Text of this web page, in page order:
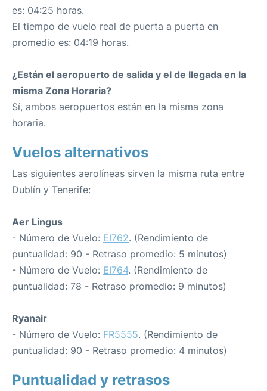
es: 04:25 horas.
El tiempo de vuelo real de puerta a puerta en
promedio es: 04:19 horas.
¿Están el aeropuerto de salida y el de llegada en la
misma Zona Horaria?
Sí, ambos aeropuertos están en la misma zona
horaria.
Vuelos alternativos
Las siguientes aerolíneas sirven la misma ruta entre
Dublín y Tenerife:
Aer Lingus
- Número de Vuelo: EI762. (Rendimiento de
puntualidad: 90 - Retraso promedio: 5 minutos)
- Número de Vuelo: EI764. (Rendimiento de
puntualidad: 78 - Retraso promedio: 9 minutos)
Ryanair
- Número de Vuelo: FR5555. (Rendimiento de
puntualidad: 90 - Retraso promedio: 4 minutos)
Puntualidad y retrasos